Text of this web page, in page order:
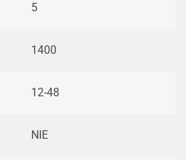
5
1400
12-48
NIE